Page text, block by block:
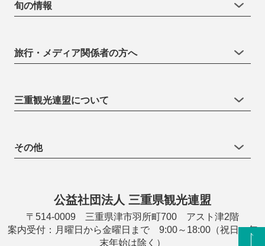
旬の情報
旅行・メディア関係者の方へ
三重観光連盟について
その他
公益社団法人 三重県観光連盟
〒514-0009 三重県津市羽所町700 アスト津2階
案内受付：月曜日から金曜日まで 9:00～18:00（祝日・年
末年始は除く）